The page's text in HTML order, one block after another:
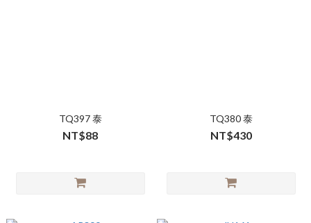
TQ397 泰
NT$88
TQ380 泰
NT$430